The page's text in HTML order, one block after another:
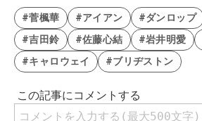
#菅楓華 #アイアン #ダンロップ
#吉田鈴
#佐藤心結 #岩井明愛
#キャロウェイ
#ブリヂストン